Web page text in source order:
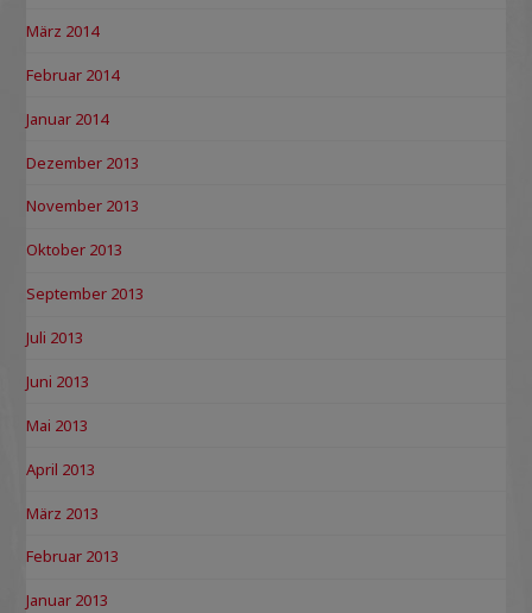
März 2014
Februar 2014
Januar 2014
Dezember 2013
November 2013
Oktober 2013
September 2013
Juli 2013
Juni 2013
Mai 2013
April 2013
März 2013
Februar 2013
Januar 2013